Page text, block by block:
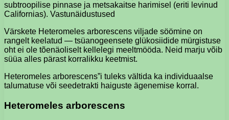
subtroopilise pinnase ja metsakaitse harimisel (eriti levinud
Californias). Vastunäidustused
Värskete Heteromeles arborescens viljade söömine on
rangelt keelatud — tsüanogeensete glükosiidide mürgistuse
oht ei ole tõenäoliselt kellelegi meeltmööda. Neid marju võib
süüa alles pärast korralikku keetmist.
Heteromeles arborescens”i tuleks vältida ka individuaalse
talumatuse või seedetrakti haiguste ägenemise korral.
Heteromeles arborescens